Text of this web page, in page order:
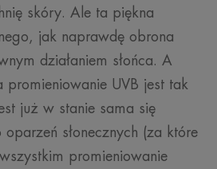
skóry. Ale ta piękna
jak naprawdę obrona
działaniem słońca. A
promieniowanie UVB jest tak
już w stanie sama się
słonecznych (za które
promieniowanie